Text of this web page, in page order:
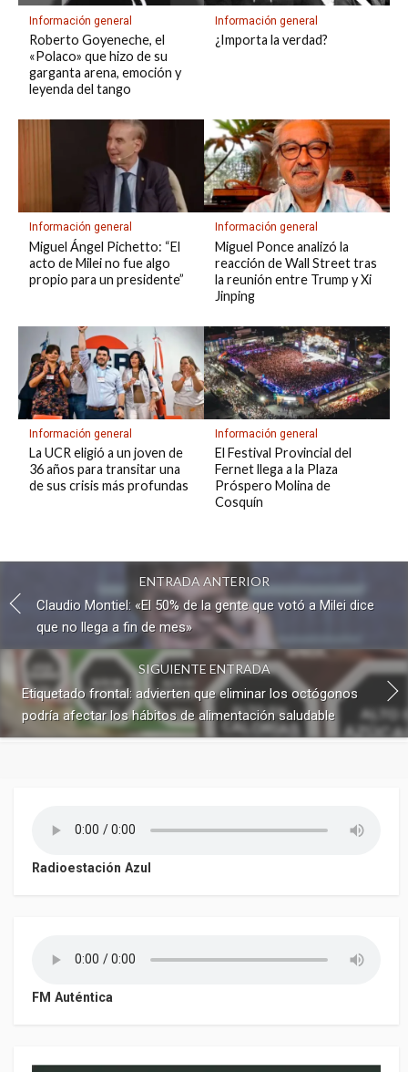
Información general
Roberto Goyeneche, el
«Polaco» que hizo de su
garganta arena, emoción y
leyenda del tango
Información general
¿Importa la verdad?
Información general
Miguel Ángel Pichetto: “El
acto de Milei no fue algo
propio para un presidente”
Información general
Miguel Ponce analizó la
reacción de Wall Street tras
la reunión entre Trump y Xi
Jinping
Información general
La UCR eligió a un joven de
36 años para transitar una
de sus crisis más profundas
Información general
El Festival Provincial del
Fernet llega a la Plaza
Próspero Molina de
Cosquín
ENTRADA ANTERIOR
Claudio Montiel: «El 50% de la gente que votó a Milei dice
que no llega a fin de mes»
SIGUIENTE ENTRADA
Etiquetado frontal: advierten que eliminar los octógonos
podría afectar los hábitos de alimentación saludable
Radioestación Azul
FM Auténtica